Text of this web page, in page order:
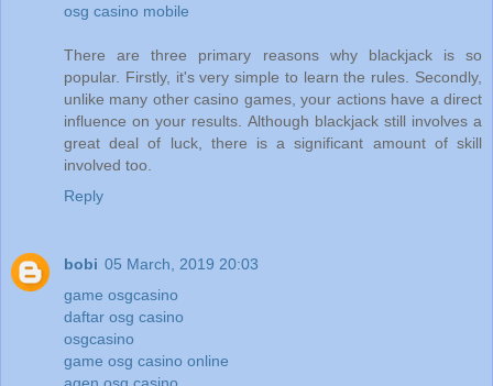
osg casino mobile
There are three primary reasons why blackjack is so
popular. Firstly, it's very simple to learn the rules. Secondly,
unlike many other casino games, your actions have a direct
influence on your results. Although blackjack still involves a
great deal of luck, there is a significant amount of skill
involved too.
Reply
bobi 05 March, 2019 20:03
game osgcasino
daftar osg casino
osgcasino
game osg casino online